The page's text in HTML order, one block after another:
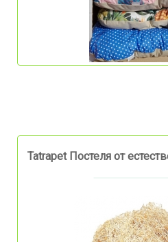
Tatrapet Постеля от